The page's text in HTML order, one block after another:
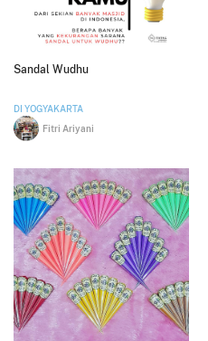
Sandal Wudhu
DI YOGYAKARTA
Fitri Ariyani